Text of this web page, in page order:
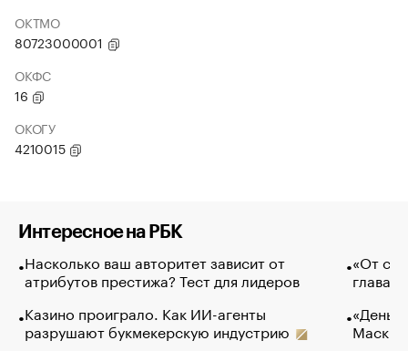
ОКТМО
80723000001
ОКФС
16
ОКОГУ
4210015
Интересное на РБК
Насколько ваш авторитет зависит от
атрибутов престижа? Тест для лидеров
Казино проиграло. Как ИИ-агенты
разрушают букмекерскую индустрию
«От
глава
Маск в